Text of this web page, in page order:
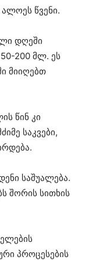
წვენი.
დღეში
200 მლ. ეს
მიიღებთ
წინ კი
საკვები,
საშუალება.
შორის სითხის
პროცესების